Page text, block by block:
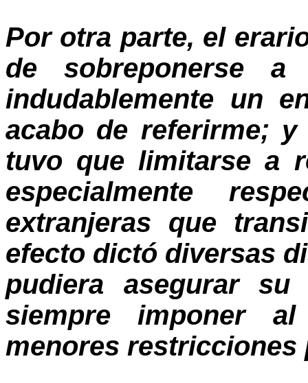
Por otra parte, el
de sobreponerse
indudablemente un
acabo de referirme;
tuvo que limitarse a
especialmente
extranjeras que
efecto dictó diversas
pudiera asegurar su
siempre imponer
menores restricciones